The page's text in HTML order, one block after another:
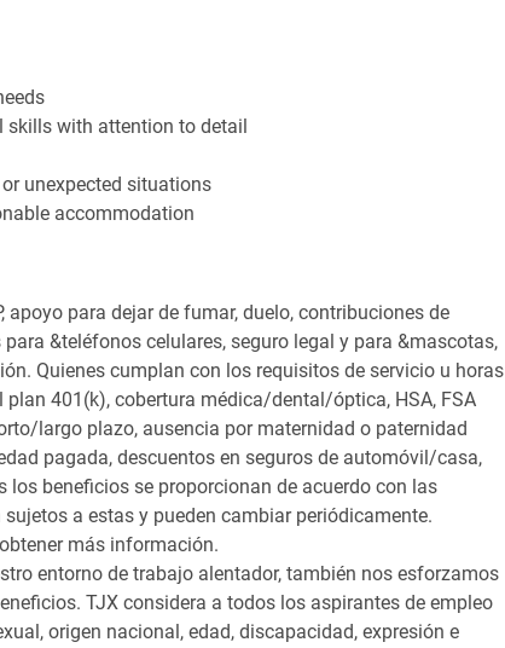
skills with attention to detail
unexpected situations
accommodation
para dejar de fumar, duelo, contribuciones de
&teléfonos celulares, seguro legal y para &mascotas,
Quienes cumplan con los requisitos de servicio u horas
401(k), cobertura médica/dental/óptica, HSA, FSA
largo plazo, ausencia por maternidad o paternidad
pagada, descuentos en seguros de automóvil/casa,
beneficios se proporcionan de acuerdo con las
a estas y pueden cambiar periódicamente.
más información.
entorno de trabajo alentador, también nos esforzamos
TJX considera a todos los aspirantes de empleo
origen nacional, edad, discapacidad, expresión e